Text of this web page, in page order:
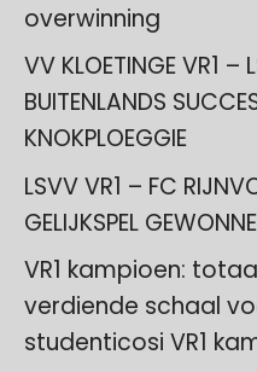
overwinning
VV KLOETINGE VR1 –
BUITENLANDS
KNOKPLOEGGIE
LSVV VR1 – FC
GELIJKSPEL
VR1 kampioen:
verdiende schaal
studenticosi VR1